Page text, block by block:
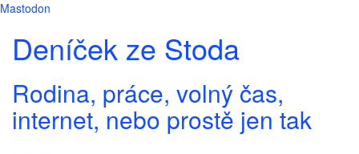
Mastodon
Deníček ze Stoda
Rodina, práce, volný čas,
internet, nebo prostě jen tak